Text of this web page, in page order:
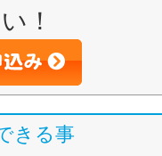
！
きる事